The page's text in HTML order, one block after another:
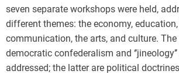
seven separate workshops were held,
different themes: the economy,
communication, the arts, and culture.
democratic confederalism and
addressed; the latter are political